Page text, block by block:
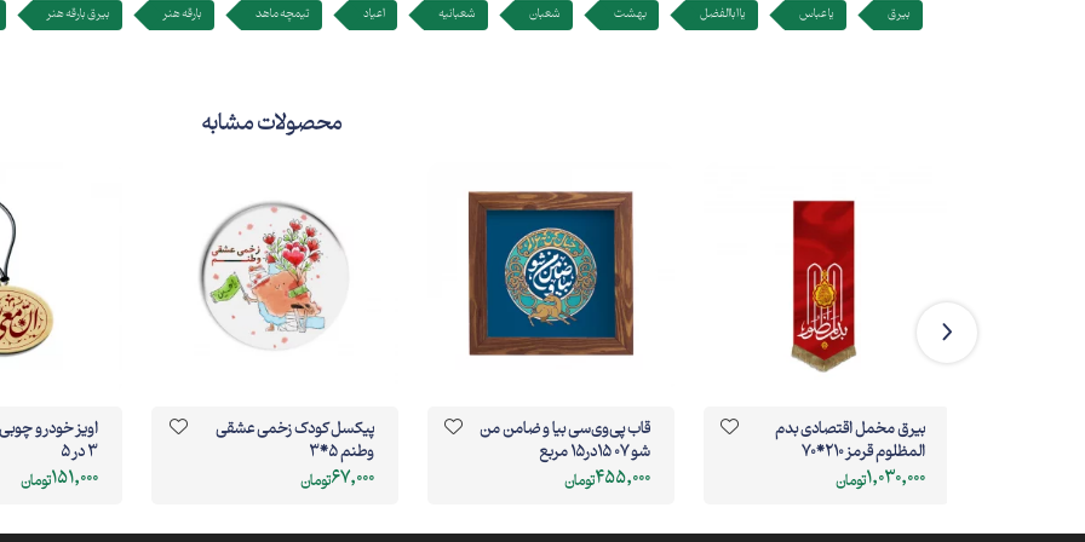
بیرق یا عباس یا اباالفضل بهشت شعبان شعبانیه اعیاد تیمچه ماهد بارقه هنر بیرق بارقه هنر
محصولات مشابه
بیرق مخمل اقتصادی بدم
المظلوم قرمز 210*70
1,030,000تومان
قاب پی‌وی‌سی بیا و ضامن من
شو 07 15در15 مربع
455,000تومان
پیکسل کودک زخمی عشقی
وطنم 5*3
67,000تومان
اویز
3 در 5
151,000تومان